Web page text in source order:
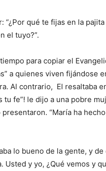
“¿Por qué te fijas en la
el tuyo?”.
para copiar el
a quienes viven fijándose
Al contrario, El resaltaba
tu fe”! le dijo a una pobre
“María ha
lo bueno de la gente, y
Usted y yo, ¿Qué vemos y